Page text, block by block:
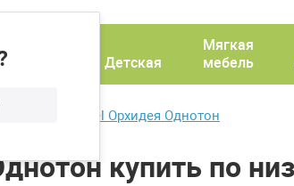
Детская
Мягкая
мебель
уголок Betel Орхидея Однотон
купить по